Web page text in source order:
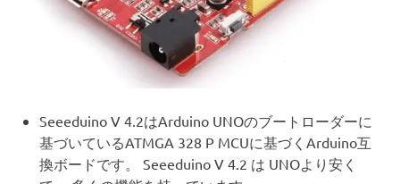
Seeeduino V 4.2はArduino UNOのブートローダーに
基づいているATMGA 328 P MCUに基づくArduino互
換ボードです。 Seeeduino V 4.2 は UNOより安く